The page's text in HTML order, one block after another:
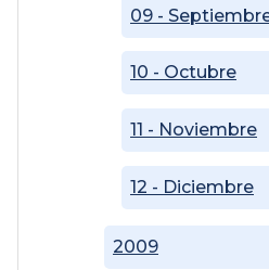
09 -
10 - Octubre
11 - Noviembre
12 - Diciembre
2009